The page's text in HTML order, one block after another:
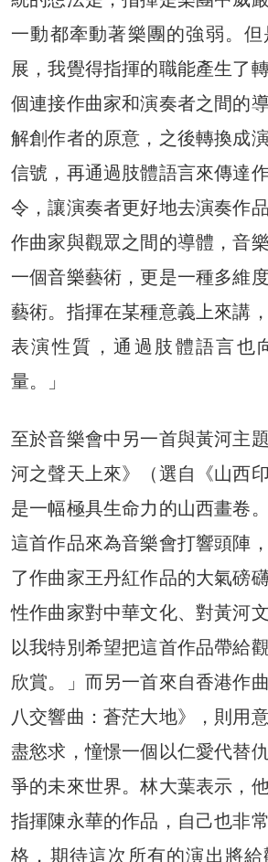
一動都牽動著樂團的強弱。
展，我覺得指揮的職能產生了
個連接作曲家和演奏者之間的
解創作者的原意，之後轉換成
信號，再通過肢體語言來傳達
令，讓演奏者更好地去演奏作
作曲家與觀眾之間的導體，音
一個音樂藝術，更是一種多維
藝術。指揮在某種意義上來講
表演性質，通過肢體語言也
量。」
至於音樂會中另一首與黃河主
河之聲天上來》（選自《山西
是一幅極具生命力的山西畫卷
這首作品來為音樂會打響頭陣
了作曲家王丹紅作品的大氣磅
性作曲家對中華文化、對黃河
以我特別希望把這首作品帶給
欣賞。」而另一首來自香港作
八交響曲：蒼茫大地》，則用
盡慾求，憧憬一個以仁愛代替
爭的未來世界。林大葉表示，
指揮陳永華的作品，自己也非
格，期待這次所有的演出將